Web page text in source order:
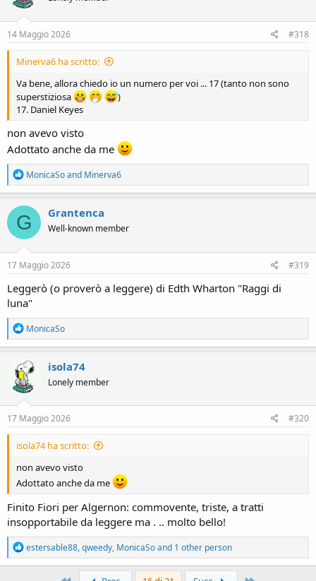
o
n
s
14 Maggio 2026 #318
Minerva6 ha scritto:
Va bene, allora chiedo io un numero per voi ... 17 (tanto non sono
superstiziosa
)
17. Daniel Keyes
non avevo visto
Adottato anche da me
R
e
a
c
t
i
o
n
s
MonicaSoand Minerva6
G Grantenca
Well-known member
17 Maggio 2026 #319
Leggerò (o proverò a leggere) di Edth Wharton "Raggi di
luna"
R
e
a
c
t
i
o
n
s
MonicaSo
isola74
Lonely member
17 Maggio 2026 #320
isola74 ha scritto:
non avevo visto
Adottato anche da me
Finito Fiori per Algernon: commovente, triste, a tratti
insopportabile da leggere ma . .. molto bello!
R
e
a
estersable88,qweedy, MonicaSoand 1 other person